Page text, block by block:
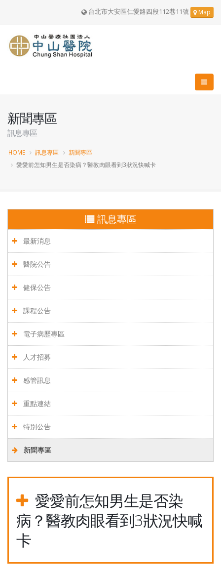
台北市大安區仁愛路四段112巷11號 Map
新聞專區
訊息專區
HOME 訊息專區
新聞專區
愛愛前怎知男生是否染病？醫教肉眼看到3狀況快喊卡
訊息專區
最新消息
醫院公告
健保公告
課程公告
電子病歷專區
人才招募
感管訊息
重點連結
特別公告
新聞專區
愛愛前怎知男生是否染
病？醫教肉眼看到3狀況快喊
卡